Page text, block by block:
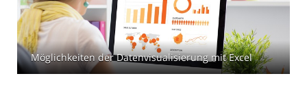
Möglichkeiten der Datenvisualisierung mit Excel